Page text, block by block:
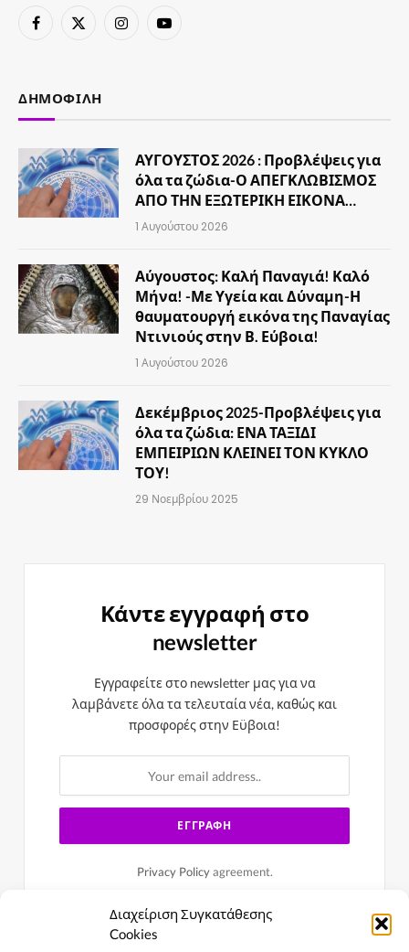
Διαχείριση Συγκατάθεσης
Cookies
Facebook
X
InstagramYouTube
ΔΗΜΟΦΙΛΉ
ΑΥΓΟΥΣΤΟΣ 2026 : Προβλέψεις για
όλα τα ζώδια-Ο ΑΠΕΓΚΛΩΒΙΣΜΟΣ
ΑΠΟ ΤΗΝ ΕΞΩΤΕΡΙΚΗ ΕΙΚΟΝΑ…
1 Αυγούστου 2026
Αύγουστος: Καλή Παναγιά! Καλό
Μήνα! -Με Υγεία και Δύναμη-Η
θαυματουργή εικόνα της Παναγίας
Ντινιούς στην Β. Εύβοια!
1 Αυγούστου 2026
Δεκέμβριος 2025-Προβλέψεις για
όλα τα ζώδια: ΕΝΑ ΤΑΞΙΔΙ
ΕΜΠΕΙΡΙΩΝ ΚΛΕΙΝΕΙ ΤΟΝ ΚΥΚΛΟ
ΤΟΥ!
29 Νοεμβρίου 2025
Κάντε εγγραφή στο
newsletter
Εγγραφείτε στο newsletter μας για να
λαμβάνετε όλα τα τελευταία νέα, καθώς και
προσφορές στην Εϋβοια!
Privacy Policyagreement.